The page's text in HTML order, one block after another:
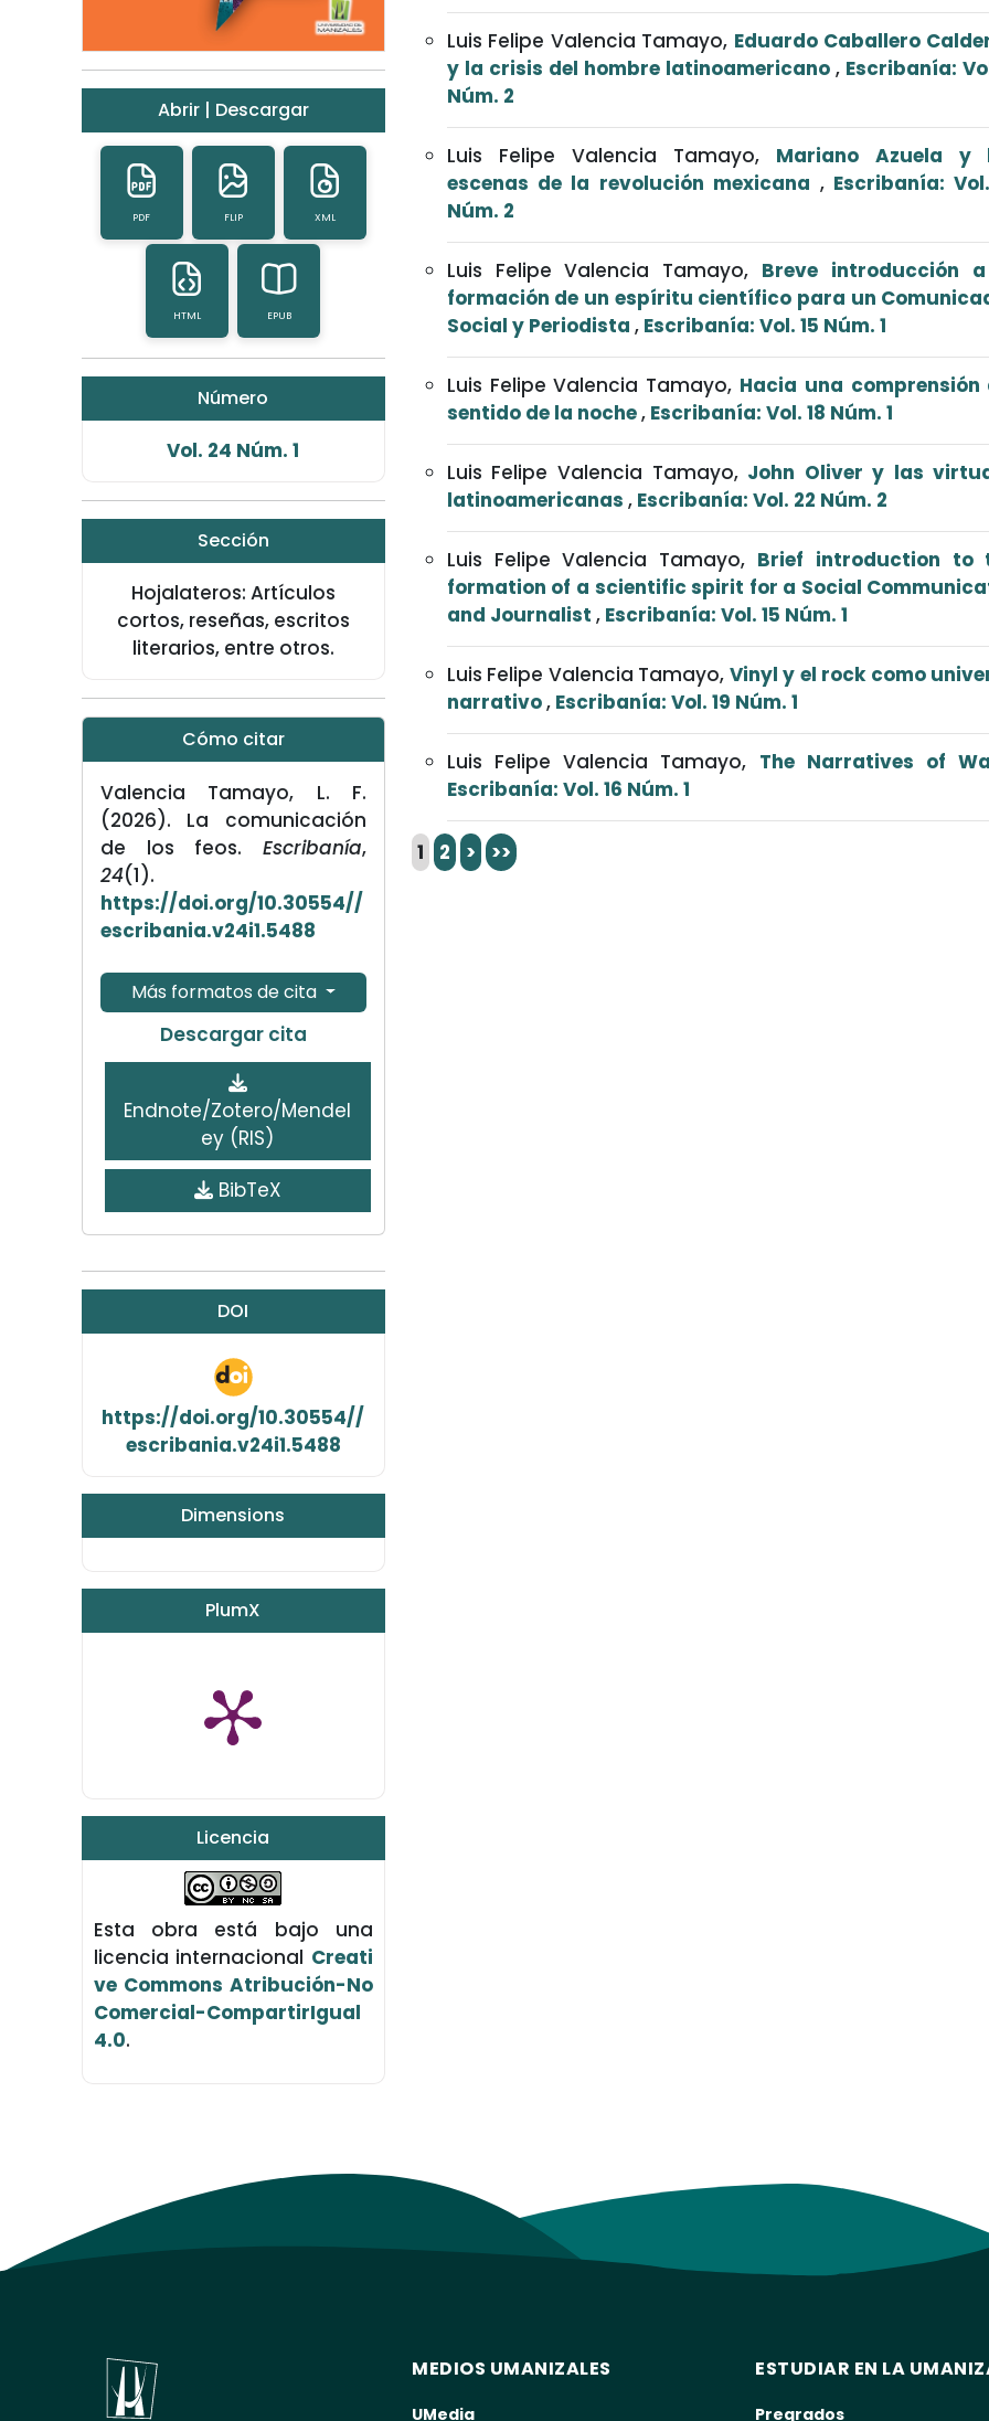
Abrir | Descargar
PDF FLIP XML
HTML EPUB
Número
Vol. 24 Núm. 1
Sección
Hojalateros: Artículos
cortos, reseñas, escritos
literarios, entre otros.
Cómo citar
Valencia Tamayo, L. F.
(2026). La comunicación
de los feos. Escribanía,
24(1).
https://doi.org/10.30554//
escribania.v24i1.5488
Más formatos de cita
Descargar cita
Endnote/Zotero/Mendel
ey (RIS)
BibTeX
DOI
https://doi.org/10.30554//
escribania.v24i1.5488
Dimensions
PlumX
Licencia
Esta obra está bajo una
licencia internacional Creati
ve Commons Atribución-No
Comercial-CompartirIgual
4.0.
Luis Felipe Valencia Tamayo, Eduardo Caballero
y la crisis del hombre latinoamericano , Escribanía:
Núm. 2
Luis Felipe Valencia Tamayo, Mariano Azuela y
escenas de la revolución mexicana , Escribanía:
Núm. 2
Luis Felipe Valencia Tamayo, Breve introducción
formación de un espíritu científico para un
Social y Periodista , Escribanía: Vol. 15 Núm. 1
Luis Felipe Valencia Tamayo, Hacia una comprensión
sentido de la noche, Escribanía: Vol. 18 Núm. 1
Luis Felipe Valencia Tamayo, John Oliver y las
latinoamericanas , Escribanía: Vol. 22 Núm. 2
Luis Felipe Valencia Tamayo, Brief introduction to
formation of a scientific spirit for a Social
and Journalist , Escribanía: Vol. 15 Núm. 1
Luis Felipe Valencia Tamayo, Vinyl y el rock como
narrativo, Escribanía: Vol. 19 Núm. 1
Luis Felipe Valencia Tamayo, The Narratives of
Escribanía: Vol. 16 Núm. 1
1 2 > >>
MEDIOS UMANIZALES
UMedia
ESTUDIAR EN LA
Pregrados